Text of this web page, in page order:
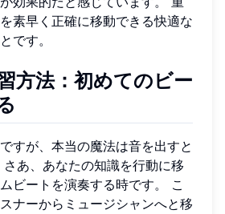
素早く正確に移動できる快適な
です。
方法：初めてのビー
すが、本当の魔法は音を出すと
あ、あなたの知識を行動に移
ビートを演奏する時です。 こ
ナーからミュージシャンへと移